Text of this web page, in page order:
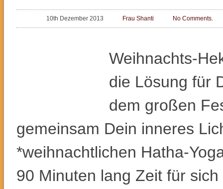
10th Dezember 2013 Frau Shanti No Comments.
Weihnachts-
die Lösung für
dem großen
gemeinsam Dein inneres
*weihnachtlichen Hatha-
90 Minuten lang Zeit für